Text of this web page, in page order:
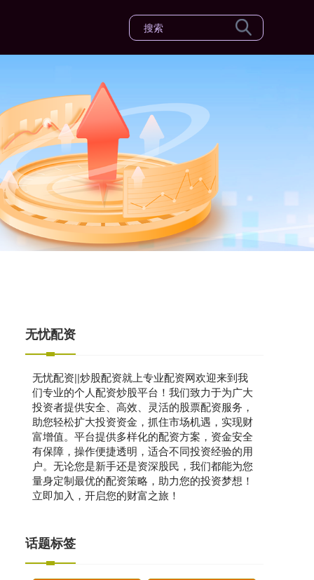
无忧配资
无忧配资||炒股配资就上专业配资网欢迎来到我
们专业的个人配资炒股平台！我们致力于为广大
投资者提供安全、高效、灵活的股票配资服务，
助您轻松扩大投资资金，抓住市场机遇，实现财
富增值。平台提供多样化的配资方案，资金安全
有保障，操作便捷透明，适合不同投资经验的用
户。无论您是新手还是资深股民，我们都能为您
量身定制最优的配资策略，助力您的投资梦想！
立即加入，开启您的财富之旅！
话题标签